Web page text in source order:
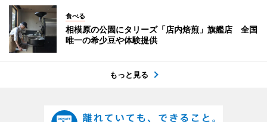
食べる
相模原の公園にタリーズ「店内焙煎」旗艦店 全国
唯一の希少豆や体験提供
もっと見る